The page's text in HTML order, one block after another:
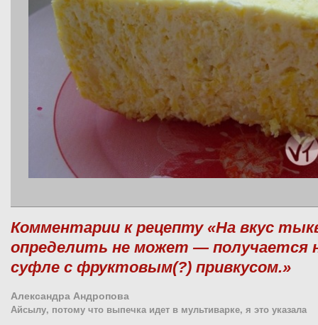
Комментарии к рецепту «На вкус
определить не может — получается
суфле с фруктовым(?) привкусом.»
Александра Андропова
Айсылу, потому что выпечка идет в мультиварке, я это указала